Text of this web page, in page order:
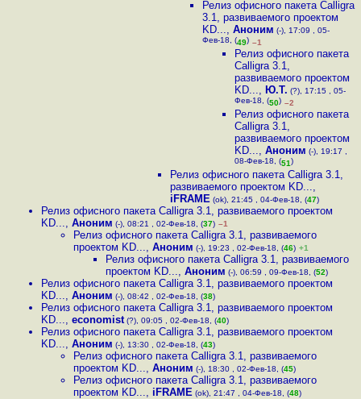
Релиз офисного пакета Calligra
3.1, развиваемого проектом
KD..., Аноним (-), 17:09 , 05-
Фев-18, (49) –1
Релиз офисного пакета
Calligra 3.1,
развиваемого проектом
KD..., Ю.Т. (?), 17:15 , 05-
Фев-18, (50) –2
Релиз офисного пакета
Calligra 3.1,
развиваемого проектом
KD..., Аноним (-), 19:17 ,
08-Фев-18, (51)
Релиз офисного пакета Calligra 3.1,
развиваемого проектом KD...,
iFRAME (ok), 21:45 , 04-Фев-18, (47)
Релиз офисного пакета Calligra 3.1, развиваемого проектом
KD..., Аноним (-), 08:21 , 02-Фев-18, (37) –1
Релиз офисного пакета Calligra 3.1, развиваемого
проектом KD..., Аноним (-), 19:23 , 02-Фев-18, (46) +1
Релиз офисного пакета Calligra 3.1, развиваемого
проектом KD..., Аноним (-), 06:59 , 09-Фев-18, (52)
Релиз офисного пакета Calligra 3.1, развиваемого проектом
KD..., Аноним (-), 08:42 , 02-Фев-18, (38)
Релиз офисного пакета Calligra 3.1, развиваемого проектом
KD..., economist (?), 09:05 , 02-Фев-18, (40)
Релиз офисного пакета Calligra 3.1, развиваемого проектом
KD..., Аноним (-), 13:30 , 02-Фев-18, (43)
Релиз офисного пакета Calligra 3.1, развиваемого
проектом KD..., Аноним (-), 18:30 , 02-Фев-18, (45)
Релиз офисного пакета Calligra 3.1, развиваемого
проектом KD..., iFRAME (ok), 21:47 , 04-Фев-18, (48)